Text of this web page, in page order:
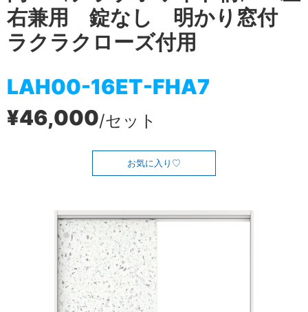
右兼用 錠なし 明かり窓付
ラクラクローズ付用
LAH00-16ET-FHA7
¥46,000/セット
お気に入り